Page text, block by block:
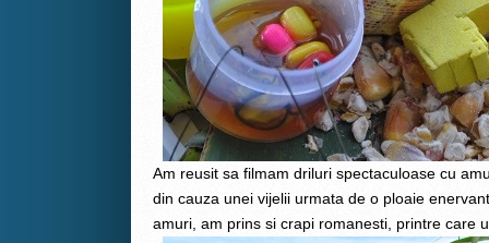
Am reusit sa filmam driluri spectaculoase cu
din cauza unei vijelii urmata de o ploaie
amuri, am prins si crapi romanesti, printre care